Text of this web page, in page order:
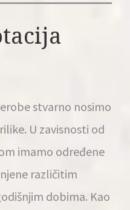
stvarno nosimo
U zavisnosti od
imamo određene
različitim
dobima. Kao